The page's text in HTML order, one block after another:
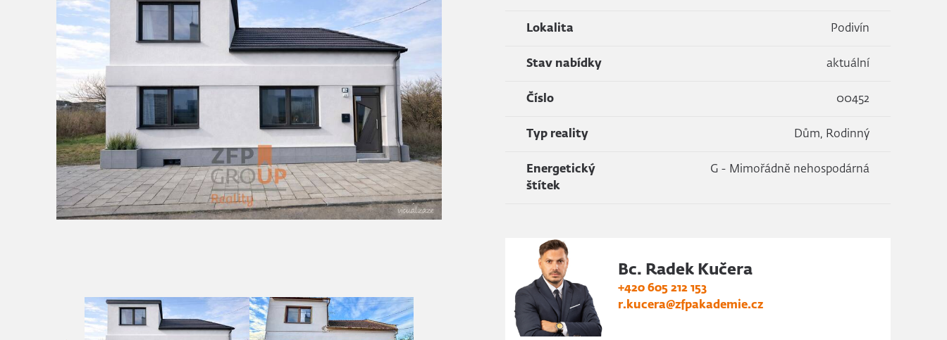
Lokalita Podivín
Stav nabídky aktuální
Číslo 00452
Typ reality Dům, Rodinný
Energetický
štítek
G - Mimořádně nehospodárná
Bc. Radek Kučera
+420 605 212 153
r.kucera@zfpakademie.cz